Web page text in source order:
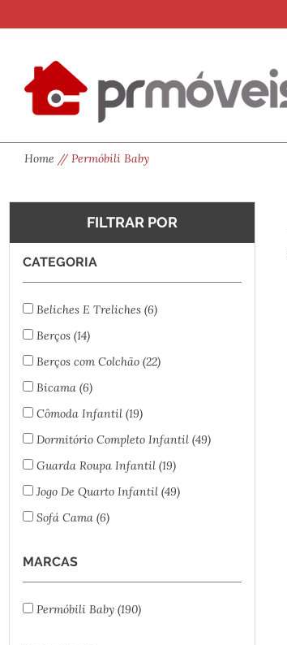
Home Permóbili Baby
FILTRAR POR
CATEGORIA
Beliches E Treliches(6)
Berços(14)
Berços com Colchão(22)
Bicama(6)
Cômoda Infantil(19)
Dormitório Completo Infantil(49)
Guarda Roupa Infantil(19)
Jogo De Quarto Infantil(49)
Sofá Cama(6)
MARCAS
Permóbili Baby(190)